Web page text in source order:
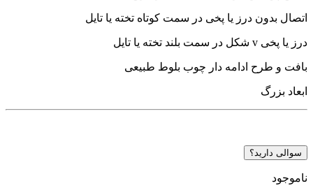
اتصال بدون درز یا پخی در سمت کوتاه تخته یا تایل
درز یا پخی v شکل در سمت بلند تخته یا تایل
بافت و طرح ادامه دار چوب بلوط طبیعی
ابعاد بزرگ
سوالی دارید؟
ناموجود